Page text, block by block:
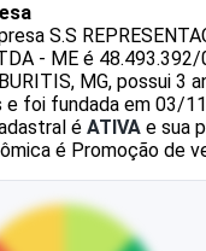
S.S
- ME é
MG, possui 3
e foi fundada em 03/
é ATIVA e sua
é Promoção de